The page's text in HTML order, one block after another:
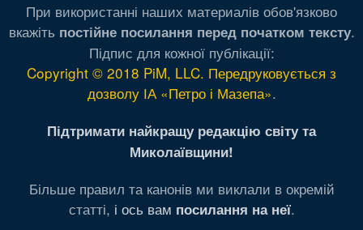
При використанні наших материалів обов'язково
вкажіть постійне посилання перед початком тексту.
Підпис для кожної публікації:
Copyright © 2018 PiM, LLC. Передруковується з
дозволу ІА «Петро і Мазепа».
Підтримати найкращу редакцію світу та
Миколаївщини!
Більше правил та канонів ми виклали в окремій
статті, і ось вам посилання на неї.